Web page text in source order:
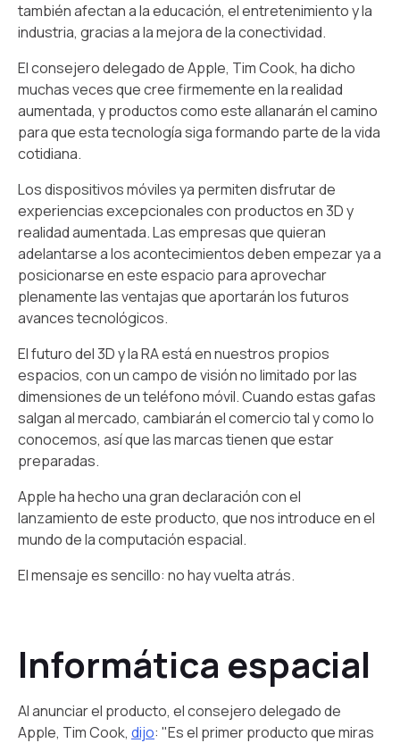
también afectan a la educación, el entretenimiento y la
industria, gracias a la mejora de la conectividad.
El consejero delegado de Apple, Tim Cook, ha dicho
muchas veces que cree firmemente en la realidad
aumentada, y productos como este allanarán el camino
para que esta tecnología siga formando parte de la vida
cotidiana.
Los dispositivos móviles ya permiten disfrutar de
experiencias excepcionales con productos en 3D y
realidad aumentada. Las empresas que quieran
adelantarse a los acontecimientos deben empezar ya a
posicionarse en este espacio para aprovechar
plenamente las ventajas que aportarán los futuros
avances tecnológicos.
El futuro del 3D y la RA está en nuestros propios
espacios, con un campo de visión no limitado por las
dimensiones de un teléfono móvil. Cuando estas gafas
salgan al mercado, cambiarán el comercio tal y como lo
conocemos, así que las marcas tienen que estar
preparadas.
Apple ha hecho una gran declaración con el
lanzamiento de este producto, que nos introduce en el
mundo de la computación espacial.
El mensaje es sencillo: no hay vuelta atrás.
Informática espacial
Al anunciar el producto, el consejero delegado de
Apple, Tim Cook, dijo: "Es el primer producto que miras